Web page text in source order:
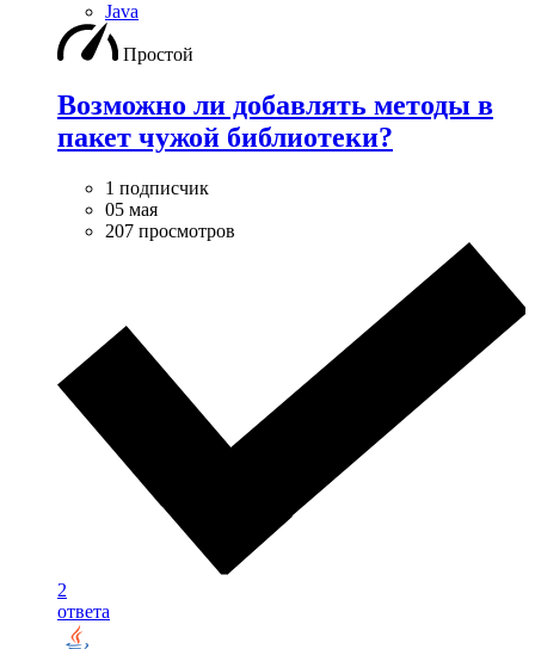
Java
Простой
Возможно ли добавлять методы в
пакет чужой библиотеки?
1 подписчик
05 мая
207 просмотров
2
ответа